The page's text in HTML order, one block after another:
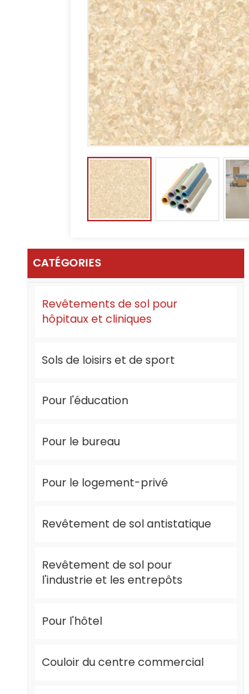
CATÉGORIES
Revêtements de sol pour
hôpitaux et cliniques
Sols de loisirs et de sport
Pour l'éducation
Pour le bureau
Pour le logement-privé
Revêtement de sol antistatique
Revêtement de sol pour
l'industrie et les entrepôts
Pour l'hôtel
Couloir du centre commercial